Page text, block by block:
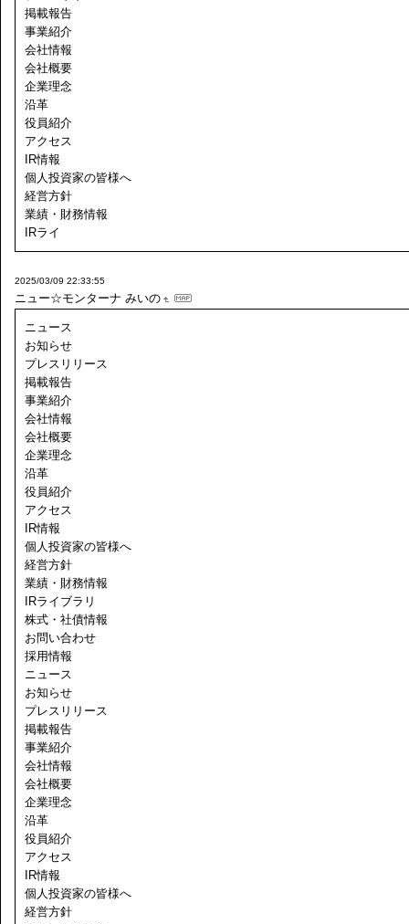
掲載報告
事業紹介
会社情報
会社概要
企業理念
沿革
役員紹介
アクセス
IR情報
個人投資家の皆様へ
経営方針
業績・財務情報
IRライ
2025/03/09 22:33:55
ニュー☆モンターナ みいの
ニュース
お知らせ
プレスリリース
掲載報告
事業紹介
会社情報
会社概要
企業理念
沿革
役員紹介
アクセス
IR情報
個人投資家の皆様へ
経営方針
業績・財務情報
IRライブラリ
株式・社債情報
お問い合わせ
採用情報
ニュース
お知らせ
プレスリリース
掲載報告
事業紹介
会社情報
会社概要
企業理念
沿革
役員紹介
アクセス
IR情報
個人投資家の皆様へ
経営方針